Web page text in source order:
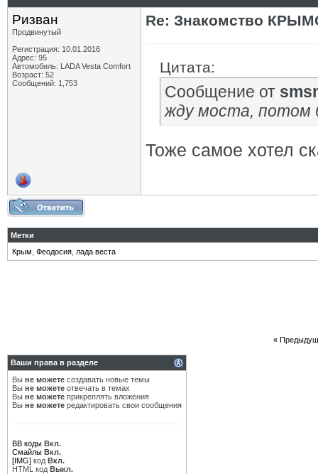
Ризван
Продвинутый
Регистрация: 10.01.2016
Адрес: 95
Автомобиль: LADA Vesta Сomfort
Возраст: 52
Сообщений: 1,753
Re: Знакомство
Цитата:
Сообщение от
жду моста, потом
Тоже самое хотел
Метки
Крым Феодосия лада веста
«
Ваши права в разделе
Вы не можете создавать новые темы
Вы не можете отвечать в темах
Вы не можете прикреплять вложения
Вы не можете редактировать свои сообщения
BB коды Вкл.
Смайлы Вкл.
[IMG] код Вкл.
HTML код Выкл.